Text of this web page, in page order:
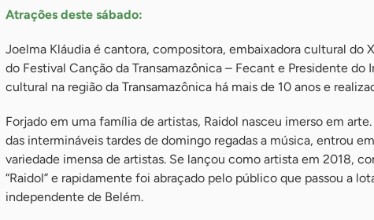
Atrações deste sábado:
Joelma Kláudia é cantora, compositora, embaixadora cultural do
do Festival Canção da Transamazônica – Fecant e Presidente do
cultural na região da Transamazônica há mais de 10 anos e
Forjado em uma família de artistas, Raidol nasceu imerso em
das intermináveis tardes de domingo regadas a música, entrou
variedade imensa de artistas. Se lançou como artista em 2018,
“Raidol” e rapidamente foi abraçado pelo público que passou a
independente de Belém.